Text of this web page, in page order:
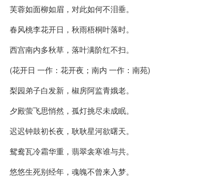
芙蓉如面柳如眉，对此如何不泪垂。
春风桃李花开日，秋雨梧桐叶落时。
西宫南内多秋草，落叶满阶红不扫。
(花开日 一作：花开夜；南内 一作：南苑)
梨园弟子白发新，椒房阿监青娥老。
夕殿萤飞思悄然，孤灯挑尽未成眠。
迟迟钟鼓初长夜，耿耿星河欲曙天。
鸳鸯瓦冷霜华重，翡翠衾寒谁与共。
悠悠生死别经年，魂魄不曾来入梦。